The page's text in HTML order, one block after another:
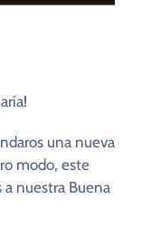
una nueva
modo, este
nuestra Buena